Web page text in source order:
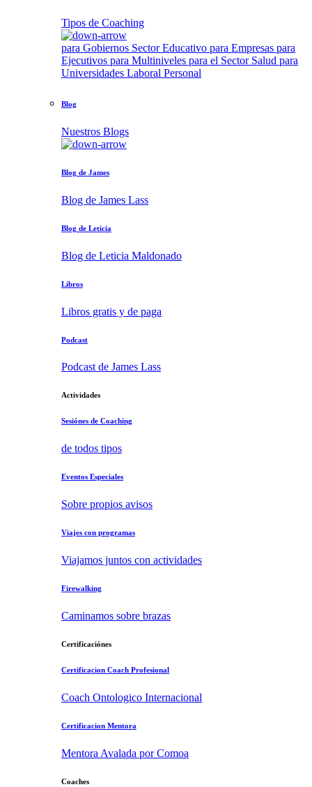
Tipos de Coaching
para Gobiernos Sector Educativo para Empresas para
Ejecutivos para Multiniveles para el Sector Salud para
Universidades Laboral Personal
Blog
Nuestros Blogs
Blog de James
Blog de James Lass
Blog de Leticia
Blog de Leticia Maldonado
Libros
Libros gratis y de paga
Podcast
Podcast de James Lass
Actividades
Sesiónes de Coaching
de todos tipos
Eventos Especiales
Sobre propios avisos
Viajes con programas
Viajamos juntos con actividades
Firewalking
Caminamos sobre brazas
Certificaciónes
Certificacion Coach Profesional
Coach Ontologico Internacional
Certificacion Mentora
Mentora Avalada por Comoa
Coaches